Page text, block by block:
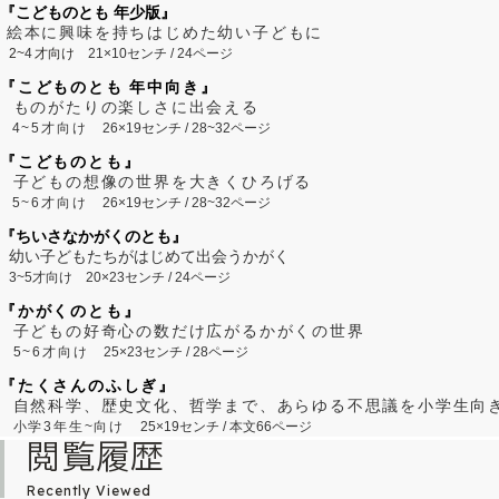
『こどものとも 年少版』
絵本に興味を持ちはじめた幼い子どもに
2~4 才向け 21×10センチ / 24ページ
『こどものとも 年中向き』
ものがたりの楽しさに出会える
4~5才向け26×19センチ / 28~32ページ
『こどものとも』
子どもの想像の世界を大きくひろげる
5~6才向け26×19センチ / 28~32ページ
『ちいさなかがくのとも』
幼い子どもたちがはじめて出会うかがく
3~5才向け 20×23センチ / 24ページ
『かがくのとも』
子どもの好奇心の数だけ広がるかがくの世界
5~6才向け25×23センチ / 28ページ
『たくさんのふしぎ』
自然科学、歴史文化、哲学まで、あらゆる不思議を小学生向
小学3年生~向け 25×19センチ / 本文66ページ
閲覧履歴
Recently Viewed